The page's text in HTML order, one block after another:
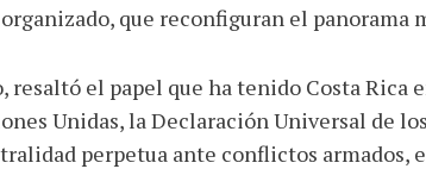
que reconfiguran el panorama
resaltó el papel que ha tenido Costa Rica
Unidas, la Declaración Universal de
perpetua ante conflictos armados,